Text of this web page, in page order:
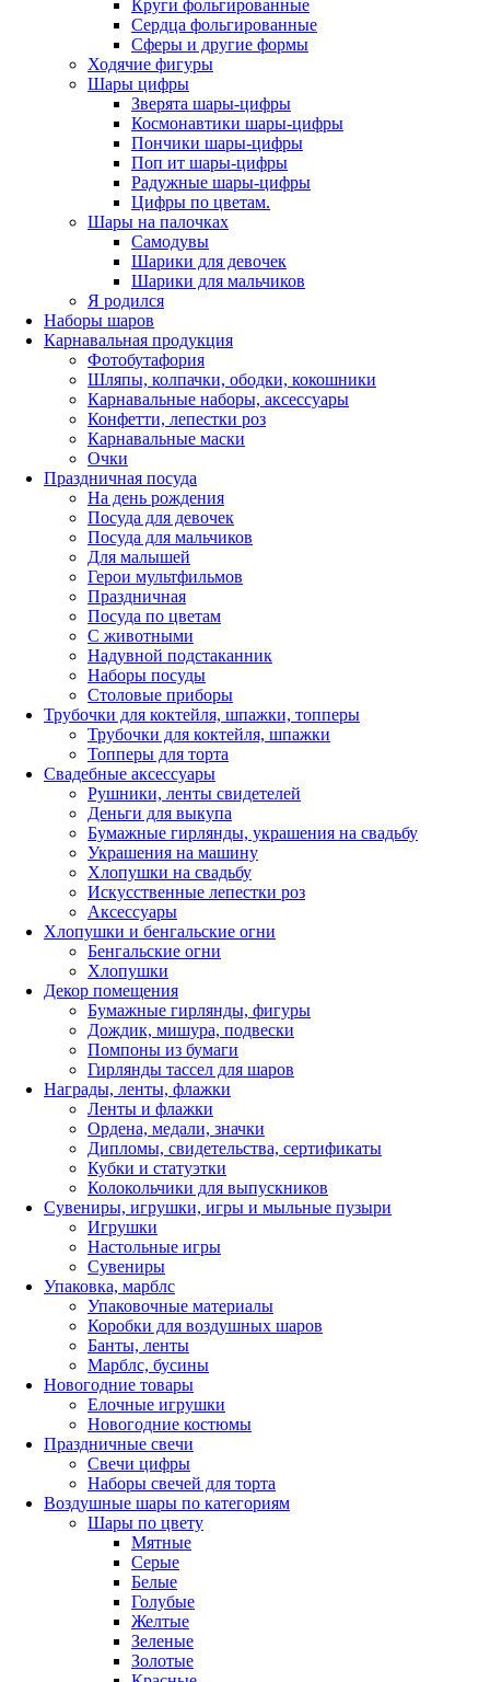
Круги фольгированные
Сердца фольгированные
Сферы и другие формы
Ходячие фигуры
Шары цифры
Зверята шары-цифры
Космонавтики шары-цифры
Пончики шары-цифры
Поп ит шары-цифры
Радужные шары-цифры
Цифры по цветам.
Шары на палочках
Самодувы
Шарики для девочек
Шарики для мальчиков
Я родился
Наборы шаров
Карнавальная продукция
Фотобутафория
Шляпы, колпачки, ободки, кокошники
Карнавальные наборы, аксессуары
Конфетти, лепестки роз
Карнавальные маски
Очки
Праздничная посуда
На день рождения
Посуда для девочек
Посуда для мальчиков
Для малышей
Герои мультфильмов
Праздничная
Посуда по цветам
С животными
Надувной подстаканник
Наборы посуды
Столовые приборы
Трубочки для коктейля, шпажки, топперы
Трубочки для коктейля, шпажки
Топперы для торта
Свадебные аксессуары
Рушники, ленты свидетелей
Деньги для выкупа
Бумажные гирлянды, украшения на свадьбу
Украшения на машину
Хлопушки на свадьбу
Искусственные лепестки роз
Аксессуары
Хлопушки и бенгальские огни
Бенгальские огни
Хлопушки
Декор помещения
Бумажные гирлянды, фигуры
Дождик, мишура, подвески
Помпоны из бумаги
Гирлянды тассел для шаров
Награды, ленты, флажки
Ленты и флажки
Ордена, медали, значки
Дипломы, свидетельства, сертификаты
Кубки и статуэтки
Колокольчики для выпускников
Сувениры, игрушки, игры и мыльные пузыри
Игрушки
Настольные игры
Сувениры
Упаковка, марблс
Упаковочные материалы
Коробки для воздушных шаров
Банты, ленты
Марблс, бусины
Новогодние товары
Елочные игрушки
Новогодние костюмы
Праздничные свечи
Свечи цифры
Наборы свечей для торта
Воздушные шары по категориям
Шары по цвету
Мятные
Серые
Белые
Голубые
Желтые
Зеленые
Золотые